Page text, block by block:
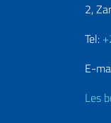
2,
Tel:
E-
Les